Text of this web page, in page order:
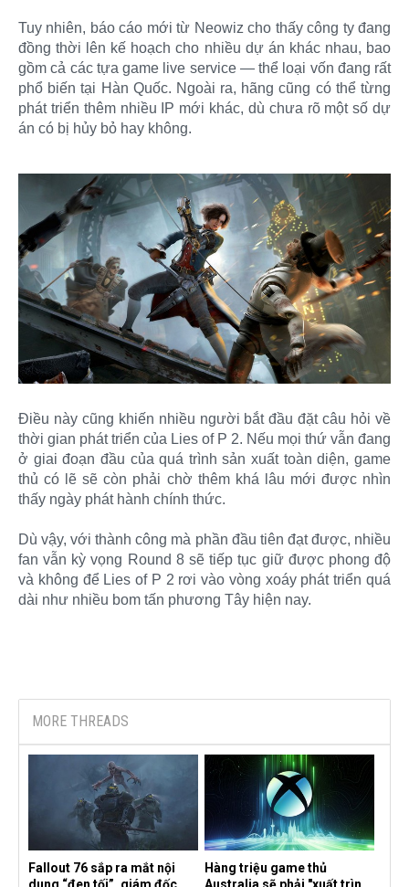
Tuy nhiên, báo cáo mới từ Neowiz cho thấy công ty đang
đồng thời lên kế hoạch cho nhiều dự án khác nhau, bao
gồm cả các tựa game live service — thể loại vốn đang rất
phổ biến tại Hàn Quốc. Ngoài ra, hãng cũng có thể từng
phát triển thêm nhiều IP mới khác, dù chưa rõ một số dự
án có bị hủy bỏ hay không.
Điều này cũng khiến nhiều người bắt đầu đặt câu hỏi về
thời gian phát triển của Lies of P 2. Nếu mọi thứ vẫn đang
ở giai đoạn đầu của quá trình sản xuất toàn diện, game
thủ có lẽ sẽ còn phải chờ thêm khá lâu mới được nhìn
thấy ngày phát hành chính thức.
Dù vậy, với thành công mà phần đầu tiên đạt được, nhiều
fan vẫn kỳ vọng Round 8 sẽ tiếp tục giữ được phong độ
và không để Lies of P 2 rơi vào vòng xoáy phát triển quá
dài như nhiều bom tấn phương Tây hiện nay.​
MORE THREADS
Fallout 76 sắp ra mắt nội
Hàng triệu game thủ